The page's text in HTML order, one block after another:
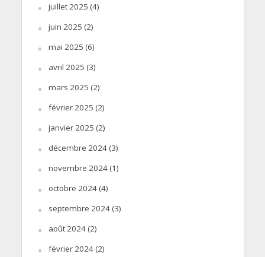
juillet 2025 (4)
juin 2025 (2)
mai 2025 (6)
avril 2025 (3)
mars 2025 (2)
février 2025 (2)
janvier 2025 (2)
décembre 2024(3)
novembre 2024(1)
octobre 2024(4)
septembre 2024(3)
août 2024(2)
février 2024(2)